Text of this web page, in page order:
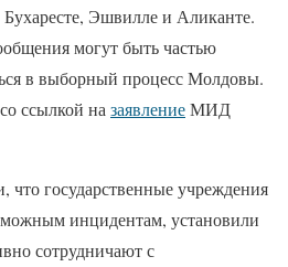
Эшвилле и Аликанте.
могут быть частью
в выборный процесс Молдовы.
со ссылкой на заявлениеМИД
государственные учреждения
инцидентам, установили
сотрудничают с